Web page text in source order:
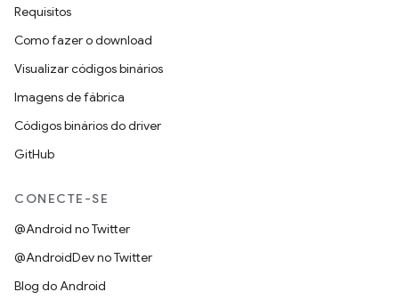
Requisitos
Como fazer o download
Visualizar códigos binários
Imagens de fábrica
Códigos binários do driver
GitHub
CONECTE-SE
@Android no Twitter
@AndroidDev no Twitter
Blog do Android